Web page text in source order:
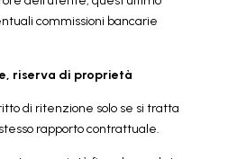
commissioni bancarie
, riserva di proprietà
di ritenzione solo se si tratta
rapporto contrattuale.